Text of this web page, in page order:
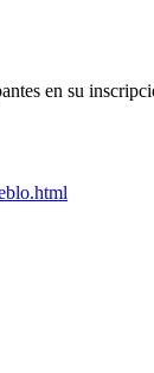
en su